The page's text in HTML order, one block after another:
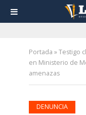
Portada »Testigo
en Ministerio de
amenazas
DENUNCIA